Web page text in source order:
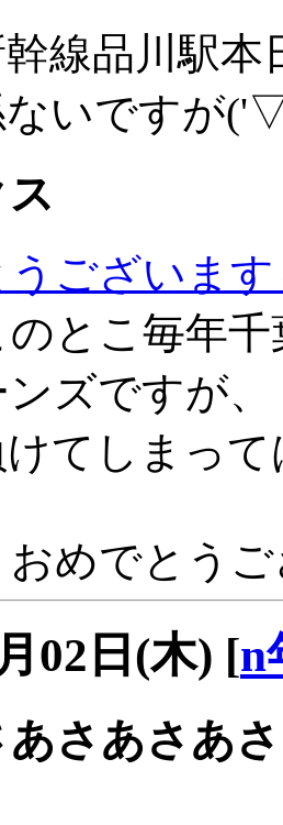
線品川駅本
ないですが
うございま
のとこ毎年
ズですが、
てしまっ
おめでとう
02日(木) [n
あさあさあ